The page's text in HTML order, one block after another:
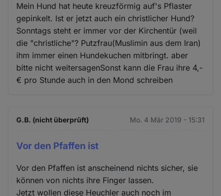
Mein Hund hat heute kreuzförmig auf's Pflaster
gepinkelt. Ist er jetzt auch ein christlicher Hund?
Sonntags steht er immer vor der Kirchentür (weil
die "christliche"? Putzfrau(Muslimin aus dem Iran)
ihm immer einen Hundekuchen mitbringt. aber
bitte nicht weitersagenSonst kann die Frau ihre 4,-
€ pro Stunde auch in den Mond schreiben
G.B. (nicht überprüft) Mo. 4 Mär 2019 - 15:31
Vor den Pfaffen ist
Vor den Pfaffen ist anscheinend nichts sicher, sie
können von nichts ihre Finger lassen.
Jetzt wollen diese Heuchler auch noch im